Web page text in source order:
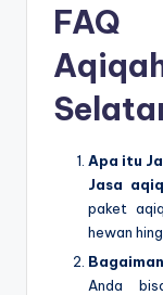
FAQ
Apa itu
Jasa
paket
hewan
Anda